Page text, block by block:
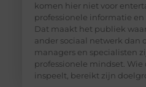
komen hier niet voor
professionele informatie
Dat maakt het publiek
ander sociaal netwerk dan
managers en specialisten
professionele mindset.
inspeelt, bereikt zijn